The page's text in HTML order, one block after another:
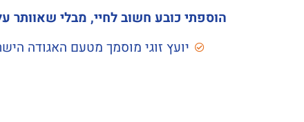
הוספתי כובע חשוב לחיי, מבלי שאוותר
יועץ זוגי מוסמך מטעם האגודה